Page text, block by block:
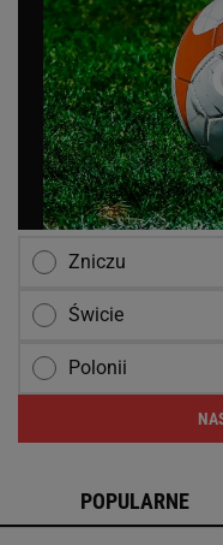
Zniczu
Świcie
Polonii
POPULARNE